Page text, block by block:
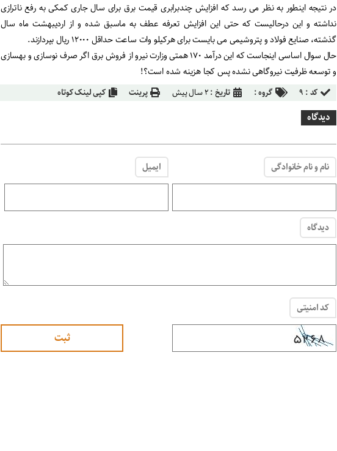
در نتیجه اینطور به نظر می رسد که افزایش چندبرابری قیمت برق برای سال جاری کمکی به رفع ناترازی
نداشته و این درحالیست که حتی این افزایش تعرفه عطف به ماسبق شده و از اردیبهشت ماه سال
گذشته، صنایع فولاد و پتروشیمی می بایست برای هرکیلو وات ساعت حداقل ١٢٠٠٠ ریال بپردازند.
حال سوال اساسی اینجاست که این درآمد ١٧٠ همتی وزارت نیرو از فروش برق اگر صرف نوسازی و بهسازی
و توسعه ظرفیت نیروگاهی نشده پس کجا هزینه‌ شده است؟!
کد : ۹ گروه : تاریخ :۲ سال پیش پرینت کپی لینک کوتاه
دیدگاه
نام و نام خانوادگی ایمیل
دیدگاه
کد امنیتی